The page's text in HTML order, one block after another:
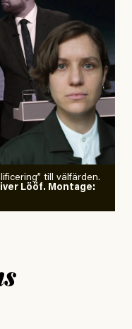
till välfärden.
Lööf. Montage: